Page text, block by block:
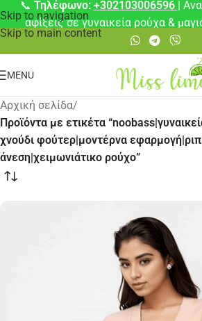
Skip to navigation
Skip to main content
📞 Τηλέφωνο: +302103006596 |
αφίξεις σε γυναικεία ρούχα &
MENU
Αρχική σελίδα/
Προϊόντα με ετικέτα
χνούδι φούτερ|μοντέρνα εφαρμογή|ριπ
άνεση|χειμωνιάτικο ρούχο”